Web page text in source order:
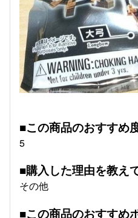
■この商品のおすすめ
5
■購入した理由を教え
その他
■この商品のおすす